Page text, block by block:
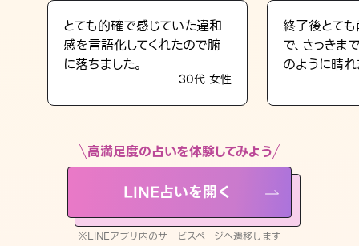
LINE占いを開く
※LINEアプリ内のサービスページへ遷移します
とても的確で感じていた違和
感を言語化してくれたので腑
に落ちました。
30代 女性
終了後とて
で、さっき
のように晴れ
高満足度の占いを体験してみよう
LINE占いを開く
※LINEアプリ内のサービスページへ遷移します